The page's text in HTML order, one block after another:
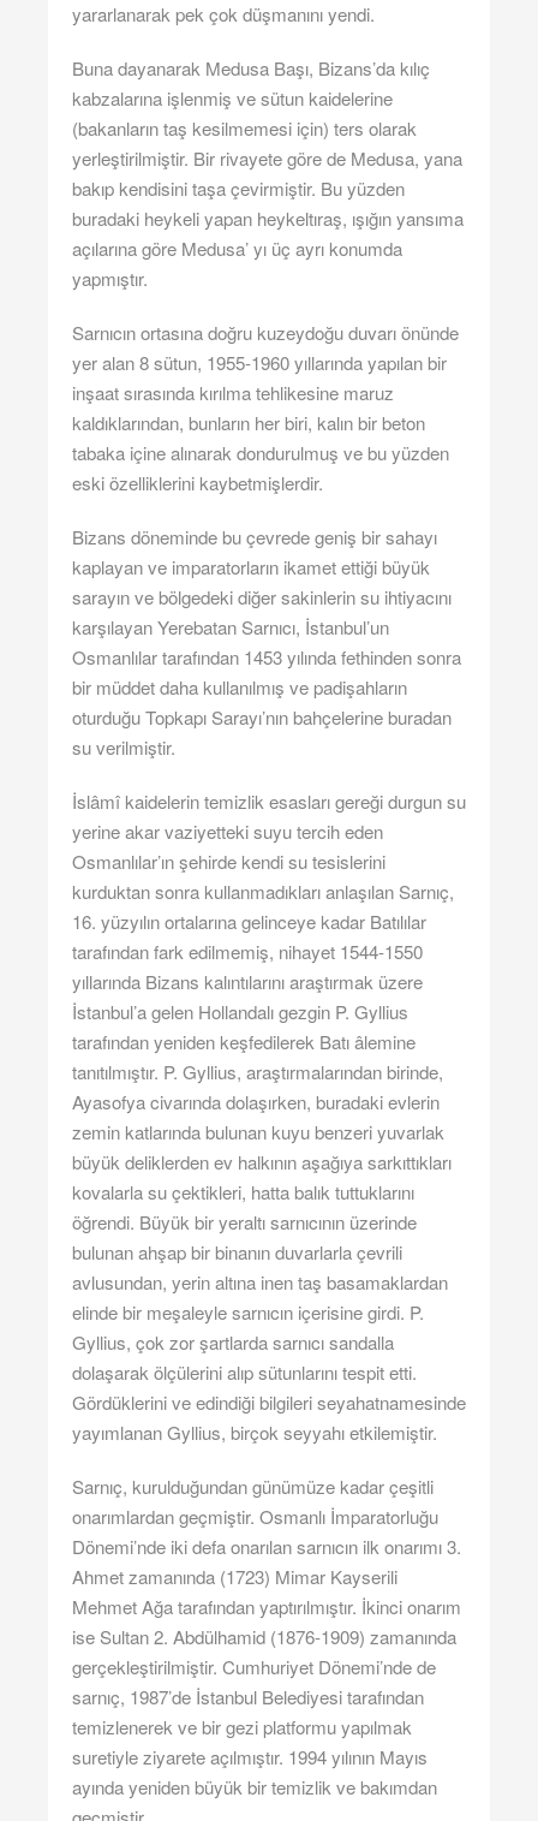
yararlanarak pek çok düşmanını yendi.
Buna dayanarak Medusa Başı, Bizans’da kılıç
kabzalarına işlenmiş ve sütun kaidelerine
(bakanların taş kesilmemesi için) ters olarak
yerleştirilmiştir. Bir rivayete göre de Medusa, yana
bakıp kendisini taşa çevirmiştir. Bu yüzden
buradaki heykeli yapan heykeltıraş, ışığın yansıma
açılarına göre Medusa’ yı üç ayrı konumda
yapmıştır.
Sarnıcın ortasına doğru kuzeydoğu duvarı önünde
yer alan 8 sütun, 1955-1960 yıllarında yapılan bir
inşaat sırasında kırılma tehlikesine maruz
kaldıklarından, bunların her biri, kalın bir beton
tabaka içine alınarak dondurulmuş ve bu yüzden
eski özelliklerini kaybetmişlerdir.
Bizans döneminde bu çevrede geniş bir sahayı
kaplayan ve imparatorların ikamet ettiği büyük
sarayın ve bölgedeki diğer sakinlerin su ihtiyacını
karşılayan Yerebatan Sarnıcı, İstanbul’un
Osmanlılar tarafından 1453 yılında fethinden sonra
bir müddet daha kullanılmış ve padişahların
oturduğu Topkapı Sarayı’nın bahçelerine buradan
su verilmiştir.
İslâmî kaidelerin temizlik esasları gereği durgun su
yerine akar vaziyetteki suyu tercih eden
Osmanlılar’ın şehirde kendi su tesislerini
kurduktan sonra kullanmadıkları anlaşılan Sarnıç,
16. yüzyılın ortalarına gelinceye kadar Batılılar
tarafından fark edilmemiş, nihayet 1544-1550
yıllarında Bizans kalıntılarını araştırmak üzere
İstanbul’a gelen Hollandalı gezgin P. Gyllius
tarafından yeniden keşfedilerek Batı âlemine
tanıtılmıştır. P. Gyllius, araştırmalarından birinde,
Ayasofya civarında dolaşırken, buradaki evlerin
zemin katlarında bulunan kuyu benzeri yuvarlak
büyük deliklerden ev halkının aşağıya sarkıttıkları
kovalarla su çektikleri, hatta balık tuttuklarını
öğrendi. Büyük bir yeraltı sarnıcının üzerinde
bulunan ahşap bir binanın duvarlarla çevrili
avlusundan, yerin altına inen taş basamaklardan
elinde bir meşaleyle sarnıcın içerisine girdi. P.
Gyllius, çok zor şartlarda sarnıcı sandalla
dolaşarak ölçülerini alıp sütunlarını tespit etti.
Gördüklerini ve edindiği bilgileri seyahatnamesinde
yayımlanan Gyllius, birçok seyyahı etkilemiştir.
Sarnıç, kurulduğundan günümüze kadar çeşitli
onarımlardan geçmiştir. Osmanlı İmparatorluğu
Dönemi’nde iki defa onarılan sarnıcın ilk onarımı 3.
Ahmet zamanında (1723) Mimar Kayserili
Mehmet Ağa tarafından yaptırılmıştır. İkinci onarım
ise Sultan 2. Abdülhamid (1876-1909) zamanında
gerçekleştirilmiştir. Cumhuriyet Dönemi’nde de
sarnıç, 1987’de İstanbul Belediyesi tarafından
temizlenerek ve bir gezi platformu yapılmak
suretiyle ziyarete açılmıştır. 1994 yılının Mayıs
ayında yeniden büyük bir temizlik ve bakımdan